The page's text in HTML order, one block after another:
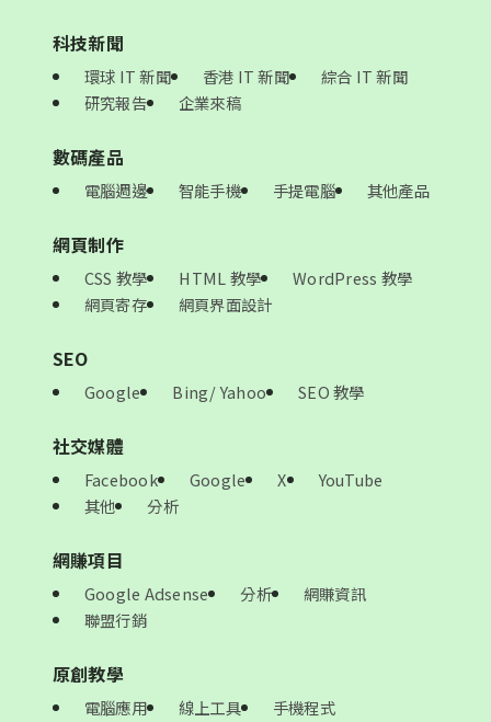
科技新聞
環球 IT 新聞 香港 IT 新聞
綜合 IT 新聞
研究報告
企業來稿
數碼產品
電腦週邊 智能手機 手提電腦 其他產品
網頁制作
CSS 教學 HTML 教學
WordPress 教學
網頁寄存
網頁界面設計
SEO
Google Bing/ Yahoo SEO 教學
社交媒體
Facebook Google X
YouTube
其他
分析
網賺項目
Google Adsense 分析
網賺資訊
聯盟行銷
原創教學
電腦應用 線上工具 手機程式